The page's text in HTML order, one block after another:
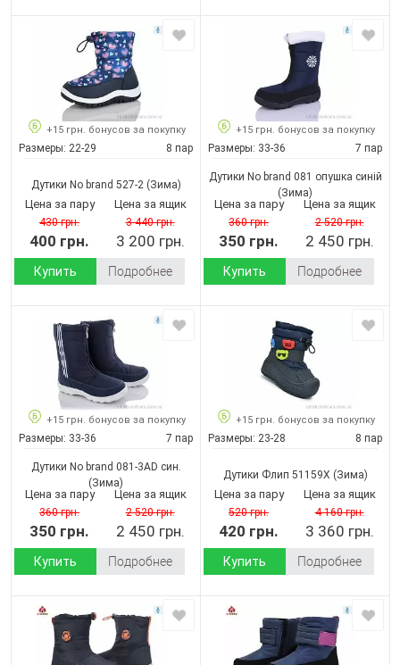
+15 грн. бонусов за покупку
Размеры: 22-29 8 пар
Дутики No brand 527-2(Зима)
Цена за пару
430 грн.
400 грн.
Цена за ящик
3 440 грн.
3 200 грн.
Купить Подробнее
+15 грн. бонусов за покупку
Размеры: 33-36 7 пар
Дутики No brand 081 опушка синій
(Зима)
Цена за пару
360 грн.
350 грн.
Цена за ящик
2 520 грн.
2 450 грн.
Купить Подробнее
+15 грн. бонусов за покупку
Размеры: 33-36 7 пар
Дутики No brand 081-3AD син.
(Зима)
Цена за пару
360 грн.
350 грн.
Цена за ящик
2 520 грн.
2 450 грн.
Купить Подробнее
+15 грн. бонусов за покупку
Размеры: 23-28 8 пар
Дутики Флип 51159X (Зима)
Цена за пару
520 грн.
420 грн.
Цена за ящик
4 160 грн.
3 360 грн.
Купить Подробнее